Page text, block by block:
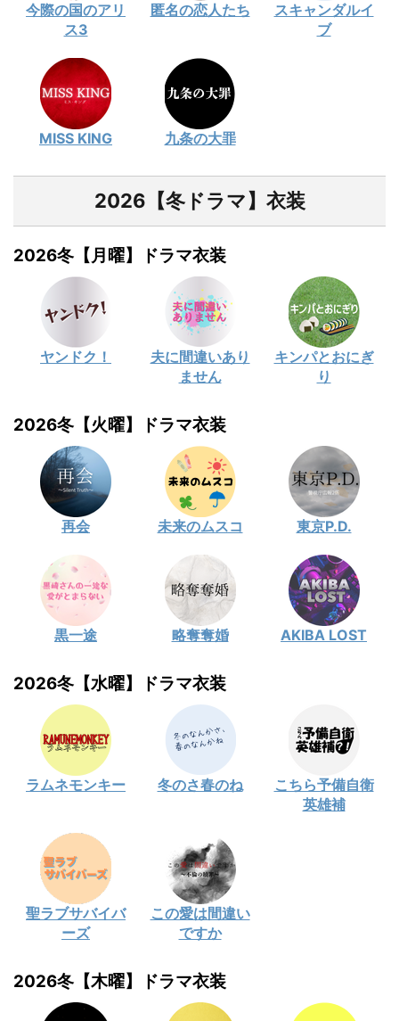
今際の国のアリ
ス3
匿名の恋人たち
スキャンダルイ
ブ
MISS KING 九条の大罪
2026【冬ドラマ】衣装
2026冬【月曜】ドラマ衣装
ヤンドク！
夫に間違いあり
ません
キンパとおにぎ
り
2026冬【火曜】ドラマ衣装
再会 未来のムスコ 東京P.D.
黒一途 略奪奪婚 AKIBA LOST
2026冬【水曜】ドラマ衣装
ラムネモンキー 冬のさ春のね
こちら予備自衛
英雄補
聖ラブサバイバ
ーズ
この愛は間違い
ですか
2026冬【木曜】ドラマ衣装